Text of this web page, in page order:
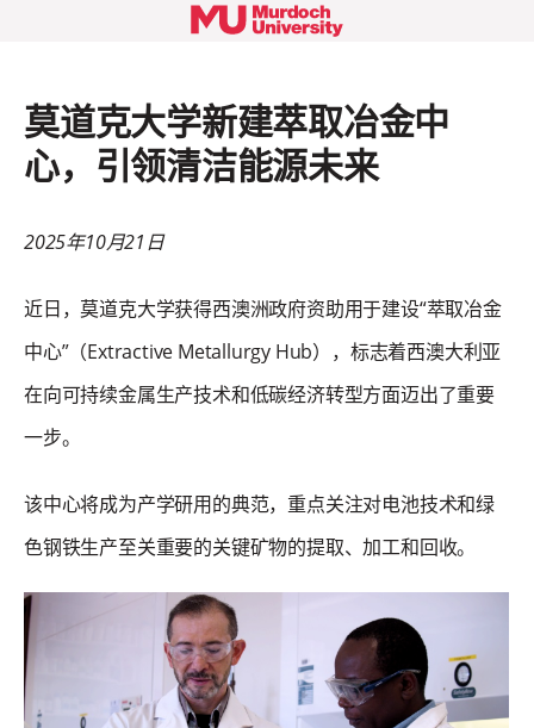
莫道克大学新建萃取冶金中
心，引领清洁能源未来
2025年10月21日
近日，莫道克大学获得西澳洲政府资助用于建设“萃取冶金
中心”（Extractive Metallurgy Hub），标志着西澳大利亚
在向可持续金属生产技术和低碳经济转型方面迈出了重要
一步。
该中心将成为产学研用的典范，重点关注对电池技术和绿
色钢铁生产至关重要的关键矿物的提取、加工和回收。